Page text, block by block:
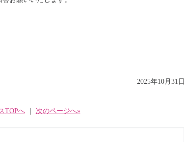
2025年10月31日
TOPへ｜ 次のページへ»